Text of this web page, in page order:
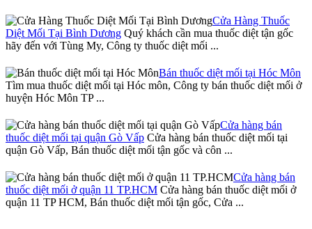
Cửa Hàng Thuốc
Diệt Mối Tại Bình Dương Quý khách cần mua thuốc diệt tận gốc
hãy đến với Tùng My, Công ty thuốc diệt mối ...
Bán thuốc diệt mối tại Hóc Môn
Tìm mua thuốc diệt mối tại Hóc môn, Công ty bán thuốc diệt mối ở
huyện Hóc Môn TP ...
Cửa hàng bán
thuốc diệt mối tại quận Gò Vấp Cửa hàng bán thuốc diệt mối tại
quận Gò Vấp, Bán thuốc diệt mối tận gốc và côn ...
Cửa hàng bán
thuốc diệt mối ở quận 11 TP.HCM Cửa hàng bán thuốc diệt mối ở
quận 11 TP HCM, Bán thuốc diệt mối tận gốc, Cửa ...